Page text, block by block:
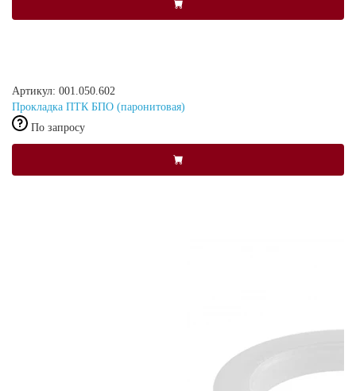
Артикул: 001.050.602
Прокладка ПТК БПО (паронитовая)
По запросу